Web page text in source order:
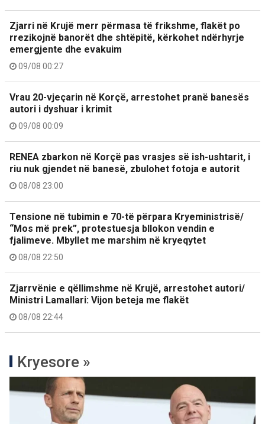
Zjarri në Krujë merr përmasa të frikshme, flakët po
rrezikojnë banorët dhe shtëpitë, kërkohet ndërhyrje
emergjente dhe evakuim
09/08 00:27
Vrau 20-vjeçarin në Korçë, arrestohet pranë banesës
autori i dyshuar i krimit
09/08 00:09
RENEA zbarkon në Korçë pas vrasjes së ish-ushtarit, i
riu nuk gjendet në banesë, zbulohet fotoja e autorit
08/08 23:00
Tensione në tubimin e 70-të përpara Kryeministrisë/
“Mos më prek”, protestuesja bllokon vendin e
fjalimeve. Mbyllet me marshim në kryeqytet
08/08 22:50
Zjarrvënie e qëllimshme në Krujë, arrestohet autori/
Ministri Lamallari: Vijon beteja me flakët
08/08 22:44
Kryesore »